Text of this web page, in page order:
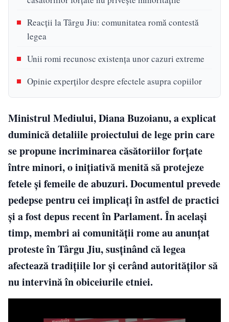
Reacții la Târgu Jiu: comunitatea romă contestă
legea
Unii romi recunosc existența unor cazuri extreme
Opinie experților despre efectele asupra copiilor
Ministrul Mediului, Diana Buzoianu, a explicat
duminică detaliile proiectului de lege prin care
se propune incriminarea căsătoriilor forțate
între minori, o inițiativă menită să protejeze
fetele și femeile de abuzuri. Documentul prevede
pedepse pentru cei implicați în astfel de practici
și a fost depus recent în Parlament. În același
timp, membri ai comunității rome au anunțat
proteste în Târgu Jiu, susținând că legea
afectează tradițiile lor și cerând autorităților să
nu intervină în obiceiurile etniei.